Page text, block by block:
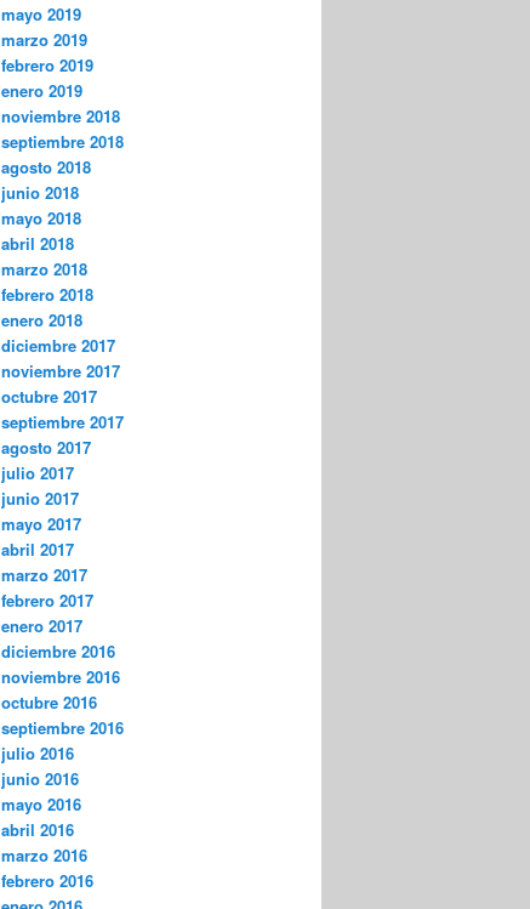
mayo 2019
marzo 2019
febrero 2019
enero 2019
noviembre 2018
septiembre 2018
agosto 2018
junio 2018
mayo 2018
abril 2018
marzo 2018
febrero 2018
enero 2018
diciembre 2017
noviembre 2017
octubre 2017
septiembre 2017
agosto 2017
julio 2017
junio 2017
mayo 2017
abril 2017
marzo 2017
febrero 2017
enero 2017
diciembre 2016
noviembre 2016
octubre 2016
septiembre 2016
julio 2016
junio 2016
mayo 2016
abril 2016
marzo 2016
febrero 2016